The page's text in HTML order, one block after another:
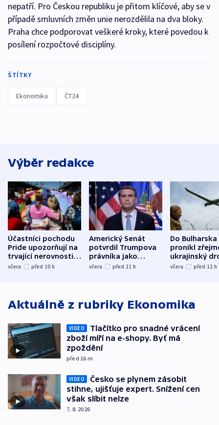
nepatří. Pro Českou republiku je přitom klíčové, aby se v
případě smluvních změn unie nerozdělila na dva bloky.
Praha chce podporovat veškeré kroky, které povedou k
posílení rozpočtové disciplíny.
ŠTÍTKY
Ekonomika ČT24
Výběr redakce
Účastníci pochodu
Pride upozorňují na
trvající nerovnosti i
společenskou
včera před 10 h
Americký Senát
potvrdil Trumpova
právníka jako
ministra
včera před 11 h
Do Bulharska
pronikl
ukrajinský
explodoval
včera před 12 h
Aktuálně z rubriky Ekonomika
VIDEO
Tlačítko pro snadné vrácení
zboží míří na e-shopy. Byť má
zpoždění
před 16 m
VIDEO
Česko se plynem zásobit
stihne, ujišťuje expert. Snížení cen
však slíbit nelze
7. 8. 2026